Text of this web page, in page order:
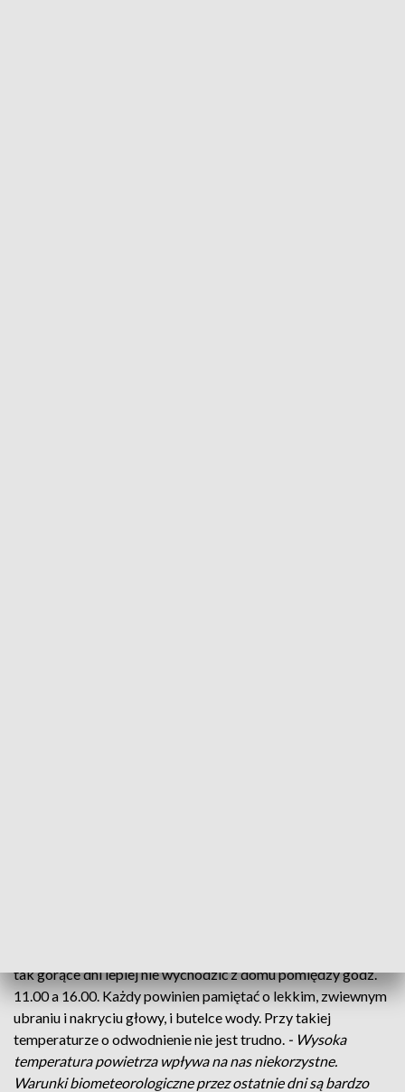
tak gorące dni lepiej nie wychodzić z domu pomiędzy godz.
11.00 a 16.00. Każdy powinien pamiętać o lekkim, zwiewnym
ubraniu i nakryciu głowy, i butelce wody. Przy takiej
temperaturze o odwodnienie nie jest trudno. - Wysoka
temperatura powietrza wpływa na nas niekorzystne.
Warunki biometeorologiczne przez ostatnie dni są bardzo